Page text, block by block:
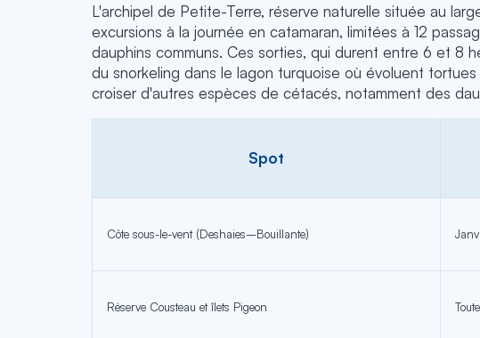
L'archipel de Petite-Terre, réserve naturelle située au
excursions à la journée en catamaran, limitées à 12
dauphins communs. Ces sorties, qui durent entre 6 et 8
du snorkeling dans le lagon turquoise où évoluent
croiser d'autres espèces de cétacés, notamment des
Spot
Côte sous-le-vent (Deshaies–Bouillante)
Réserve Cousteau et îlets Pigeon